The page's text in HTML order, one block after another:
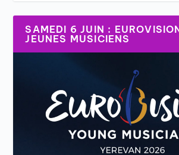
SAMEDI 6 JUIN :
JEUNES MUSICIENS